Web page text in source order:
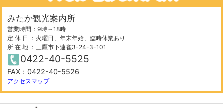
−
200 m
みたか観光案内所
営業時間：9時～18時
定 休 日 ：火曜日、年末年始、臨時休業あり
所 在 地 ：三鷹市下連雀3-24-3-101
0422-40-5525
FAX：0422-40-5526
アクセスマップ